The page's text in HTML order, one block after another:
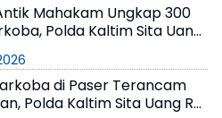
Mahakam Ungkap 300
Polda Kaltim Sita Uang
di Paser Terancam
Polda Kaltim Sita Uang Rp1